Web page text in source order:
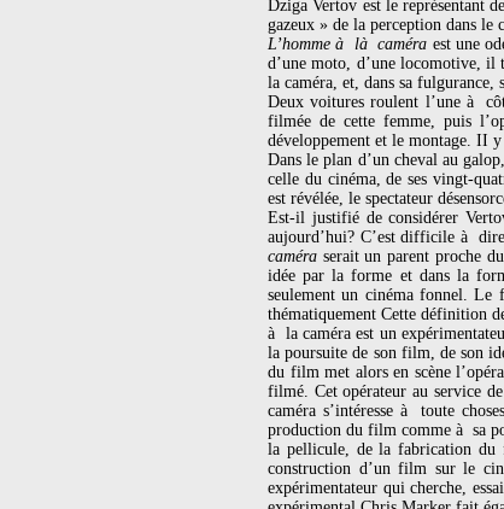
Dziga Vertov est le représentant
gazeux » de la perception dans le
L’homme à là caméra est une
d’une moto, d’une locomotive, il
la caméra, et, dans sa
Deux voitures roulent l’une à
filmée de cette femme, puis
développement et le montage. II
Dans le plan d’un cheval au
celle du cinéma, de ses vingt-
est révélée, le spectateur
Est-il justifié de considérer
aujourd’hui? C’est difficile à
caméra serait un parent proche
idée par la forme et dans la
seulement un cinéma fonnel. Le
thématiquement Cette définition
à la caméra est un
la poursuite de son film, de son
du film met alors en scène
filmé. Cet opérateur au service
caméra s’intéresse à toute
production du film comme à sa
la pellicule, de la fabrication du
construction d’un film sur le
expérimentateur qui cherche,